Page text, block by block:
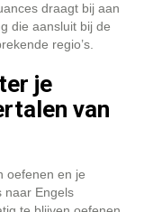
draagt bij aan
die aansluit bij de
regio’s.
je
van
oefenen en je
naar Engels